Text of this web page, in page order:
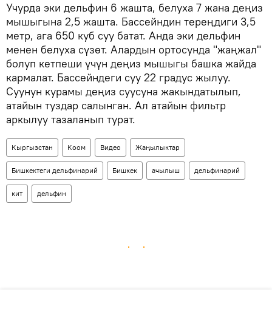
Учурда эки дельфин 6 жашта, белуха 7 жана деңиз
мышыгына 2,5 жашта. Бассейндин тереңдиги 3,5
метр, ага 650 куб суу батат. Анда эки дельфин
менен белуха сүзөт. Алардын ортосунда "жаңжал"
болуп кетпеши үчүн деңиз мышыгы башка жайда
кармалат. Бассейндеги суу 22 градус жылуу.
Суунун курамы деңиз суусуна жакындатылып,
атайын туздар салынган. Ал атайын фильтр
аркылуу тазаланып турат.
Кыргызстан Коом Видео Жаңылыктар
Бишкектеги дельфинарий Бишкек ачылыш дельфинарий
кит дельфин